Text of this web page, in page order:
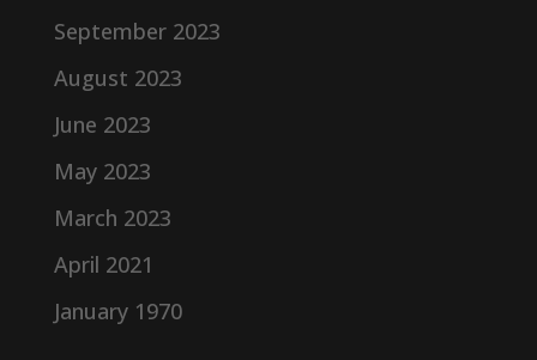
September 2023
August 2023
June 2023
May 2023
March 2023
April 2021
January 1970